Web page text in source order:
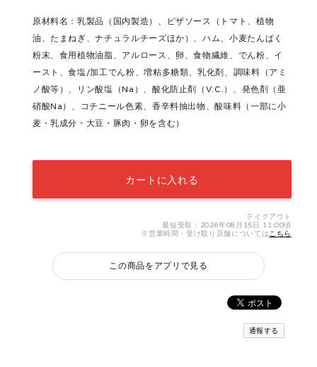
原材料名：乳製品（国内製造）、ピザソース（トマト、植物
油、たまねぎ、ナチュラルチーズほか）、ハム、小麦たんぱく
粉末、食用植物油脂、アルロース、卵、食物繊維、でん粉、イ
ースト、食塩/加工でん粉、増粘多糖類、乳化剤、調味料（アミ
ノ酸等）、リン酸塩（Na）、酸化防止剤（V.C.）、発色剤（亜
硝酸Na）、コチニール色素、香辛料抽出物、酸味料（一部に小
麦・乳成分・大豆・豚肉・卵を含む）
カートに入れる
テイクアウト
最短受取：2026年08月15日 11:00頃
※営業時間・受け取り店舗についてはこちら
この商品をアプリで見る
通報する